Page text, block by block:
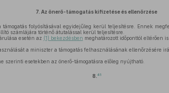
7. Az önerő-támogatás kifizetése és ellenőrzése
támogatás folyósításával egyidejűleg kerül teljesítésre. Ennek
számlájára történő átutalással kerül teljesítésre.
esetén az (1) bekezdésben meghatározott időponttól eltérően
a miniszter a támogatás felhasználásának ellenőrzésére
szerinti esetekben az önerő-támogatásra előleg nyújtható.
8. 41